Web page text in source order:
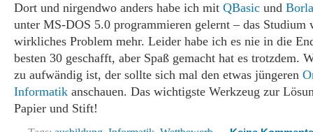
Dort und nirgendwo anders habe ich mit QBasic und
unter MS-DOS 5.0 programmieren gelernt – das Studium
wirkliches Problem mehr. Leider habe ich es nie in die
besten 30 geschafft, aber Spaß gemacht hat es trotzdem.
zu aufwändig ist, der sollte sich mal den etwas jüngeren
Informatik anschauen. Das wichtigste Werkzeug zur
Papier und Stift!